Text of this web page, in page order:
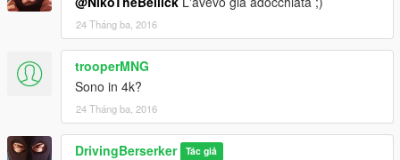
24 Tháng ba, 2016
trooperMNG
Sono in 4k?
24 Tháng ba, 2016
DrivingBerserker Tác giả